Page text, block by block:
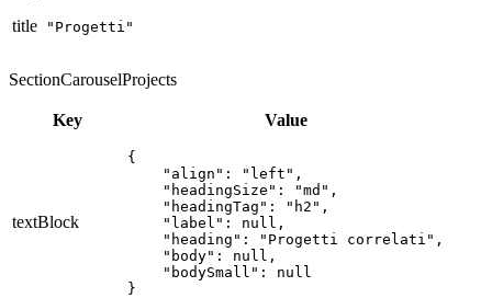
title
"Progetti"
SectionCarouselProjects
Key Value
textBlock
{
    "align": "left",
    "headingSize": "md",
    "headingTag": "h2",
    "label": null,
    "heading": "Progetti correlati",
    "body": null,
    "bodySmall": null
}